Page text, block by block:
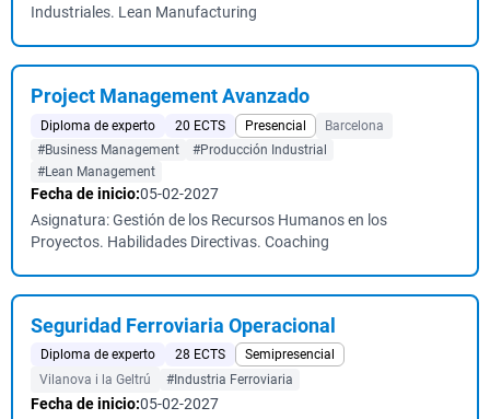
Industriales. Lean Manufacturing
Project Management Avanzado
Diploma de experto 20 ECTS Presencial
Barcelona
#Business Management
#Producción Industrial
#Lean Management
Fecha de inicio:05-02-2027
Asignatura: Gestión de los Recursos Humanos en los
Proyectos. Habilidades Directivas. Coaching
Seguridad Ferroviaria Operacional
Diploma de experto 28 ECTS
Semipresencial
Vilanova i la Geltrú
#Industria Ferroviaria
Fecha de inicio:05-02-2027